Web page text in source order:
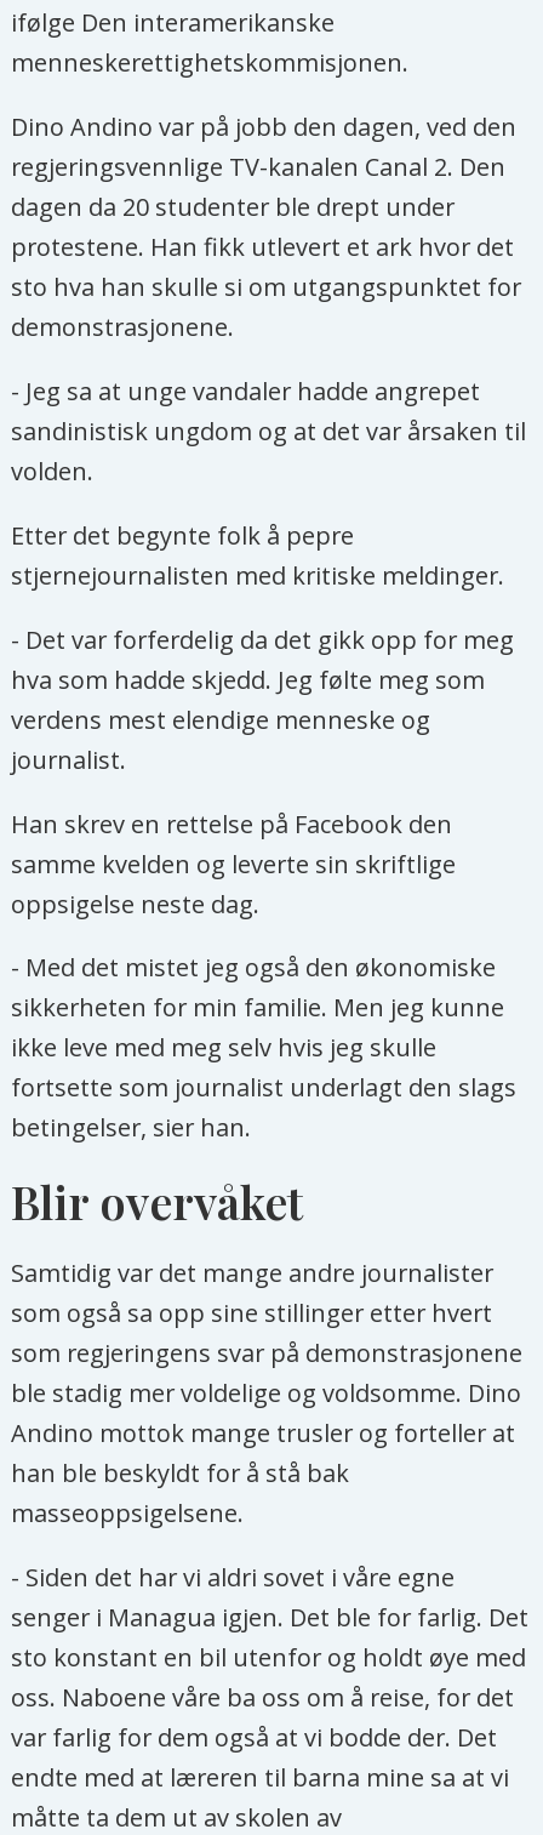
ifølge Den interamerikanske
menneskerettighetskommisjonen.
Dino Andino var på jobb den dagen, ved den
regjeringsvennlige TV-kanalen Canal 2. Den
dagen da 20 studenter ble drept under
protestene. Han fikk utlevert et ark hvor det
sto hva han skulle si om utgangspunktet for
demonstrasjonene.
- Jeg sa at unge vandaler hadde angrepet
sandinistisk ungdom og at det var årsaken til
volden.
Etter det begynte folk å pepre
stjernejournalisten med kritiske meldinger.
- Det var forferdelig da det gikk opp for meg
hva som hadde skjedd. Jeg følte meg som
verdens mest elendige menneske og
journalist.
Han skrev en rettelse på Facebook den
samme kvelden og leverte sin skriftlige
oppsigelse neste dag.
- Med det mistet jeg også den økonomiske
sikkerheten for min familie. Men jeg kunne
ikke leve med meg selv hvis jeg skulle
fortsette som journalist underlagt den slags
betingelser, sier han.
Blir overvåket
Samtidig var det mange andre journalister
som også sa opp sine stillinger etter hvert
som regjeringens svar på demonstrasjonene
ble stadig mer voldelige og voldsomme. Dino
Andino mottok mange trusler og forteller at
han ble beskyldt for å stå bak
masseoppsigelsene.
- Siden det har vi aldri sovet i våre egne
senger i Managua igjen. Det ble for farlig. Det
sto konstant en bil utenfor og holdt øye med
oss. Naboene våre ba oss om å reise, for det
var farlig for dem også at vi bodde der. Det
endte med at læreren til barna mine sa at vi
måtte ta dem ut av skolen av